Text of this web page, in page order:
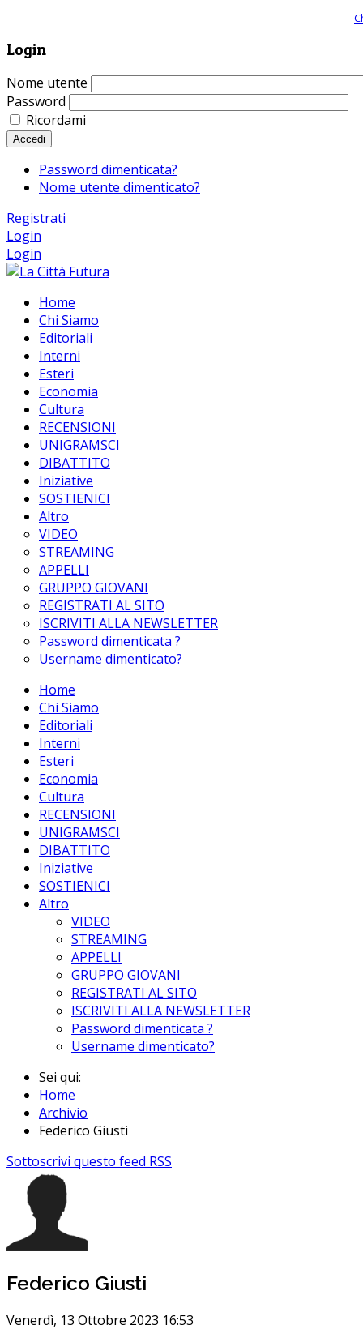
Login
Nome utente
Password
Ricordami
Accedi
Password dimenticata?
Nome utente dimenticato?
Registrati
Login
Login
Home
Chi Siamo
Editoriali
Interni
Esteri
Economia
Cultura
RECENSIONI
UNIGRAMSCI
DIBATTITO
Iniziative
SOSTIENICI
Altro
VIDEO
STREAMING
APPELLI
GRUPPO GIOVANI
REGISTRATI AL SITO
ISCRIVITI ALLA NEWSLETTER
Password dimenticata ?
Username dimenticato?
Home
Chi Siamo
Editoriali
Interni
Esteri
Economia
Cultura
RECENSIONI
UNIGRAMSCI
DIBATTITO
Iniziative
SOSTIENICI
Altro
VIDEO
STREAMING
APPELLI
GRUPPO GIOVANI
REGISTRATI AL SITO
ISCRIVITI ALLA NEWSLETTER
Password dimenticata ?
Username dimenticato?
Sei qui:
Home
Archivio
Federico Giusti
Sottoscrivi questo feed RSS
Federico Giusti
Venerdì, 13 Ottobre 2023 16:53